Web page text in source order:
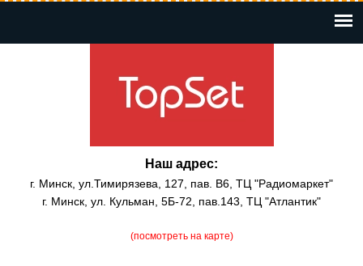
содержанию
Наш адрес:
г. Минск, ул.Тимирязева, 127, пав. В6, ТЦ "Радиомаркет"
г. Минск, ул. Кульман, 5Б-72, пав.143, ТЦ "Атлантик"
(посмотреть на карте)